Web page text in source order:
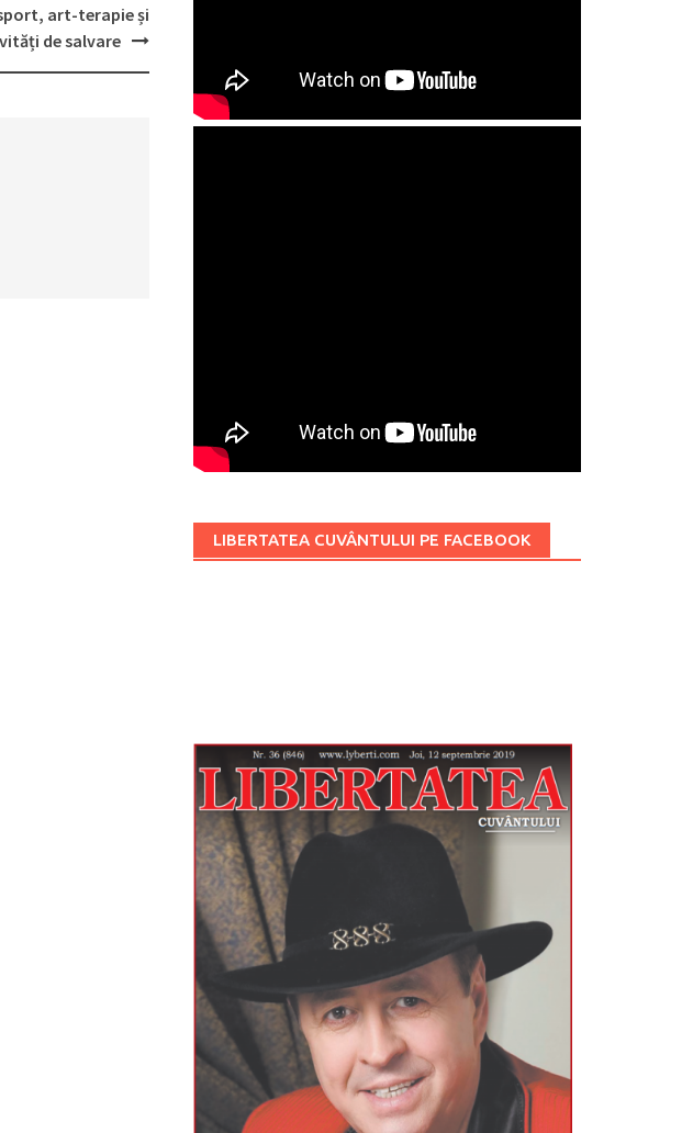
art-terapie și
de salvare
LIBERTATEA CUVÂNTULUI PE FACEBOOK